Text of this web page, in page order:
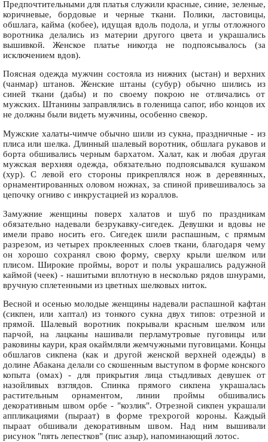
Предпочтительными для платья служили красные, синие, зеленые,
коричневые, бордовые и черные ткани. Полики, ластовицы,
обшлага, кайма (кoбее), идущая вдоль подола, и углы отложного
воротника делались из материи другого цвета и украшались
вышивкой. Женское платье никогда не подпоясывалось (за
исключением вдов).
Поясная одежда мужчин состояла из нижних (ыстан) и верхних
(чанмар) штанов. Женские штаны (субур) обычно шились из
синей ткани (дабы) и по своему покрою не отличались от
мужских. Штанины заправлялись в голенища сапог, ибо концов их
не должны были видеть мужчины, особенно свекор.
Мужские халаты-чимче обычно шили из сукна, праздничные - из
плиса или шелка. Длинный шалевый воротник, обшлага рукавов и
борта обшивались черным бархатом. Халат, как и любая другая
мужская верхняя одежда, обязательно подпоясывался кушаком
(хур). С левой его стороны прикреплялся нож в деревянных,
орнаментированных оловом ножнах, за спиной привешивалось за
цепочку огниво с инкрустацией из кораллов.
Замужние женщины поверх халатов и шуб по праздникам
обязательно надевали безрукавку-сигедек. Девушки и вдовы не
имели право носить его. Сигедек шили распашным, с прямым
разрезом, из четырех проклеенных слоев ткани, благодаря чему
он хорошо сохранял свою форму, сверху крыли шелком или
плисом. Широкие проймы, ворот и полы украшались радужной
каймой (чеек) - нашитыми вплотную в несколько рядов шнурами,
вручную сплетенными из цветных шелковых ниток.
Весной и осенью молодые женщины надевали распашной кафтан
(сикпен, или хаптал) из тонкого сукна двух типов: отрезной и
прямой. Шалевый воротник покрывали красным шелком или
парчой, на лацканы нашивали перламутровые пуговицы или
раковины каури, края окаймляли жемчужными пуговицами. Концы
обшлагов сикпена (как и другой женской верхней одежды) в
долине Абакана делали со скошенным выступом в форме конского
копыта (омах) - для прикрытия лица стыдливых девушек от
назойливых взглядов. Спинка прямого сикпена украшалась
растительным орнаментом, линии проймы обшивались
декоративным швом oрбе - "козлик". Отрезной сикпен украшали
аппликациями (пыраат) в форме трехрогой короны. Каждый
пыраат обшивали декоративным швом. Над ним вышивали
рисунок "пять лепестков" (пис азыр), напоминающий лотос.